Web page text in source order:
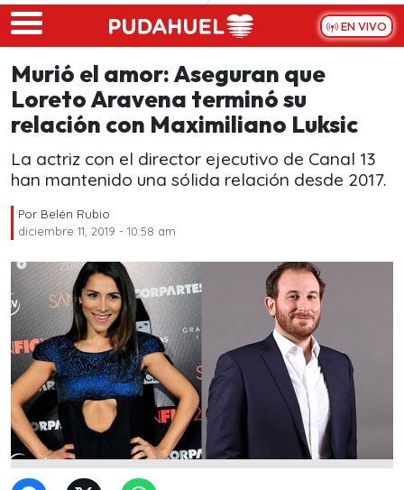
Skip to main content
EN VIVO
Murió el amor: Aseguran que
Loreto Aravena terminó su
relación con Maximiliano Luksic
La actriz con el director ejecutivo de Canal 13
han mantenido una sólida relación desde 2017.
Por Belén Rubio
diciembre 11, 2019 - 10:58 am